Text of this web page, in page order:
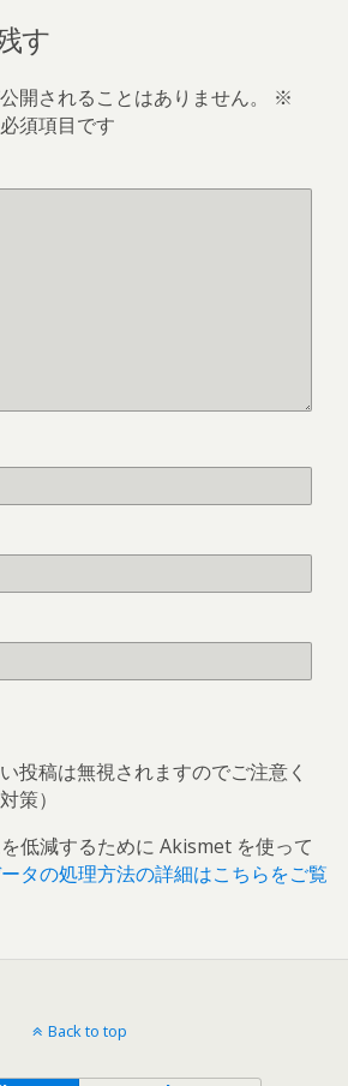
す
開されることはありません。
※
須項目です
投稿は無視されますのでご注意く
策）
低減するために Akismet を使って
タの処理方法の詳細はこちらをご覧
Back to top